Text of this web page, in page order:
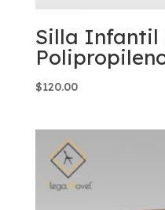
Silla Infantil
$120.00